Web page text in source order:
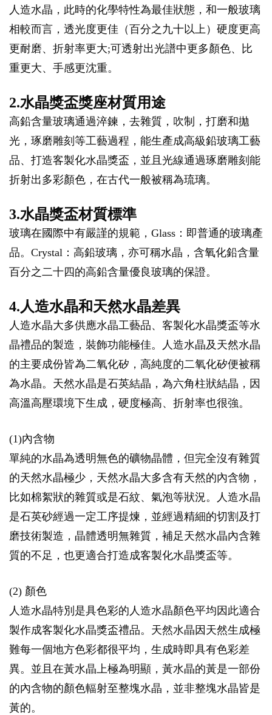
人造水晶，此時的化學特性為最佳狀態，和一般玻璃
相較而言，透光度更佳（百分之九十以上）硬度更高
更耐磨、折射率更大;可透射出光譜中更多顏色、比
重更大、手感更沈重。
2.水晶獎盃獎座材質用途
高鉛含量玻璃通過淬鍊，去雜質，吹制，打磨和拋
光，琢磨雕刻等工藝過程，能生產成高級鉛玻璃工藝
品、打造客製化水晶獎盃，並且光線通過琢磨雕刻能
折射出多彩顏色，在古代一般被稱為琉璃。
3.水晶獎盃材質標準
玻璃在國際中有嚴謹的規範，Glass：即普通的玻璃產
品。Crystal：高鉛玻璃，亦可稱水晶，含氧化鉛含量
百分之二十四的高鉛含量優良玻璃的保證。
4.人造水晶和天然水晶差異
人造水晶大多供應水晶工藝品、客製化水晶獎盃等水
晶禮品的製造，裝飾功能極佳。人造水晶及天然水晶
的主要成份皆為二氧化矽，高純度的二氧化矽便被稱
為水晶。天然水晶是石英結晶，為六角柱狀結晶，因
高溫高壓環境下生成，硬度極高、折射率也很強。
(1)內含物
單純的水晶為透明無色的礦物晶體，但完全沒有雜質
的天然水晶極少，天然水晶大多含有天然的內含物，
比如棉絮狀的雜質或是石紋、氣泡等狀況。人造水晶
是石英砂經過一定工序提煉，並經過精細的切割及打
磨技術製造，晶體透明無雜質，補足天然水晶內含雜
質的不足，也更適合打造成客製化水晶獎盃等。
(2) 顏色
人造水晶特別是具色彩的人造水晶顏色平均因此適合
製作成客製化水晶獎盃禮品。天然水晶因天然生成極
難每一個地方色彩都很平均，生成時即具有色彩差
異。並且在黃水晶上極為明顯，黃水晶的黃是一部份
的內含物的顏色輻射至整塊水晶，並非整塊水晶皆是
黃的。